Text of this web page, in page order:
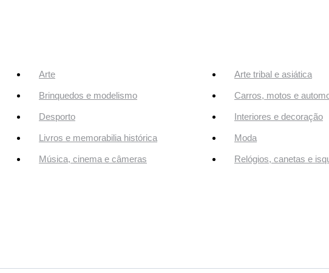
Arte Arte tribal e asiática
Brinquedos e modelismo Carros, motos e
Desporto Interiores e decoração
Livros e memorabilia histórica Moda
Música, cinema e câmeras Relógios, canetas e